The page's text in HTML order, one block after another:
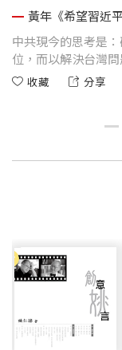
黃年《希望習近
中共現今的思考是
位，而以解決台灣
考則是：中共應當從
收藏 分享